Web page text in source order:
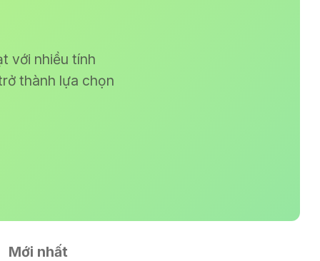
với nhiều tính
thành lựa chọn
Mới nhất